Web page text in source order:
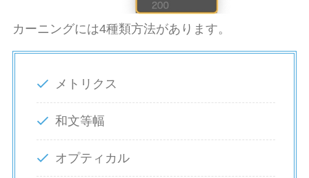
カーニングには4種類方法があります。
メトリクス
和文等幅
オプティカル